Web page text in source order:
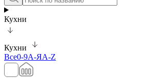
Кухни
Кухни
Все0-9А-ЯA-Z